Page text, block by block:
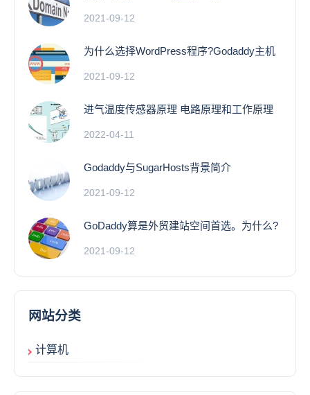
2021-09-12
为什么选择WordPress程序?Godaddy主机
2021-09-12
进气温度传感器原理 电路原理和工作原理
2022-04-11
Godaddy与SugarHosts背景简介
2021-09-12
GoDaddy算是外贸建站空间首选。为什么?
2021-09-12
网站分类
计算机